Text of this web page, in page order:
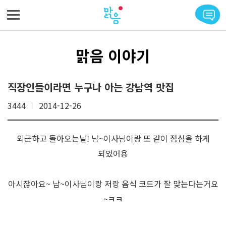
맑음 이야기
직장인들이라면 누구나 아는 강남역 맛집
3444 2014-12-26
외근하고 돌아오는날! 남~이사님이랑 또 같이 점심을 하게
되었어용
아시잖아요~ 남~이사님이랑 저랑 음식 코드가 잘 맞는다는거요
~ㅋㅋ